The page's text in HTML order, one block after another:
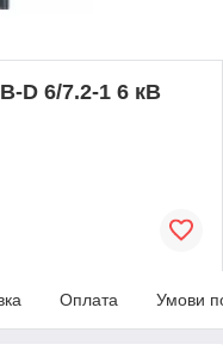
D 6/7.2-1 6 кВ
Оплата Умови